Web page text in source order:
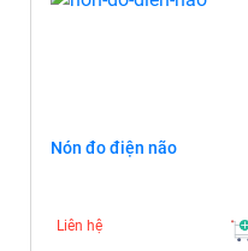
Nón đo điện não
Liên hệ